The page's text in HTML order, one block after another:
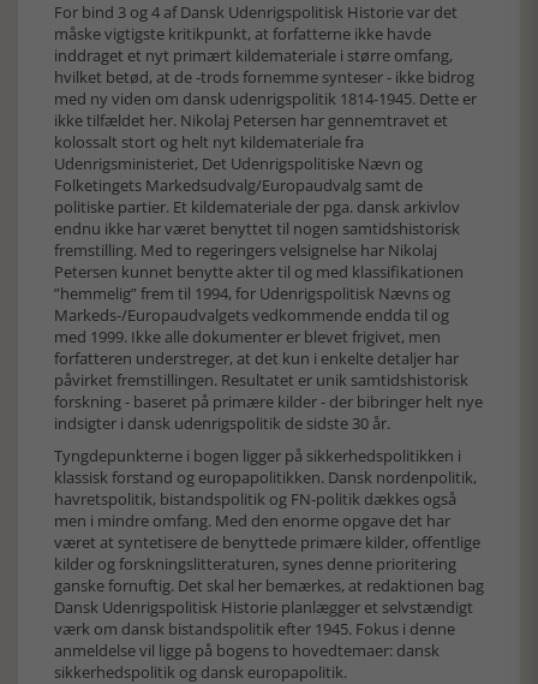
For bind 3 og 4 af Dansk Udenrigspolitisk Historie var det
måske vigtigste kritikpunkt, at forfatterne ikke havde
inddraget et nyt primært kildemateriale i større omfang,
hvilket betød, at de -trods fornemme synteser - ikke bidrog
med ny viden om dansk udenrigspolitik 1814-1945. Dette er
ikke tilfældet her. Nikolaj Petersen har gennemtravet et
kolossalt stort og helt nyt kildemateriale fra
Udenrigsministeriet, Det Udenrigspolitiske Nævn og
Folketingets Markedsudvalg/Europaudvalg samt de
politiske partier. Et kildemateriale der pga. dansk arkivlov
endnu ikke har været benyttet til nogen samtidshistorisk
fremstilling. Med to regeringers velsignelse har Nikolaj
Petersen kunnet benytte akter til og med klassifikationen
”hemmelig” frem til 1994, for Udenrigspolitisk Nævns og
Markeds-/Europaudvalgets vedkommende endda til og
med 1999. Ikke alle dokumenter er blevet frigivet, men
forfatteren understreger, at det kun i enkelte detaljer har
påvirket fremstillingen. Resultatet er unik samtidshistorisk
forskning - baseret på primære kilder - der bibringer helt nye
indsigter i dansk udenrigspolitik de sidste 30 år.
Tyngdepunkterne i bogen ligger på sikkerhedspolitikken i
klassisk forstand og europapolitikken. Dansk nordenpolitik,
havretspolitik, bistandspolitik og FN-politik dækkes også
men i mindre omfang. Med den enorme opgave det har
været at syntetisere de benyttede primære kilder, offentlige
kilder og forskningslitteraturen, synes denne prioritering
ganske fornuftig. Det skal her bemærkes, at redaktionen bag
Dansk Udenrigspolitisk Historie planlægger et selvstændigt
værk om dansk bistandspolitik efter 1945. Fokus i denne
anmeldelse vil ligge på bogens to hovedtemaer: dansk
sikkerhedspolitik og dansk europapolitik.